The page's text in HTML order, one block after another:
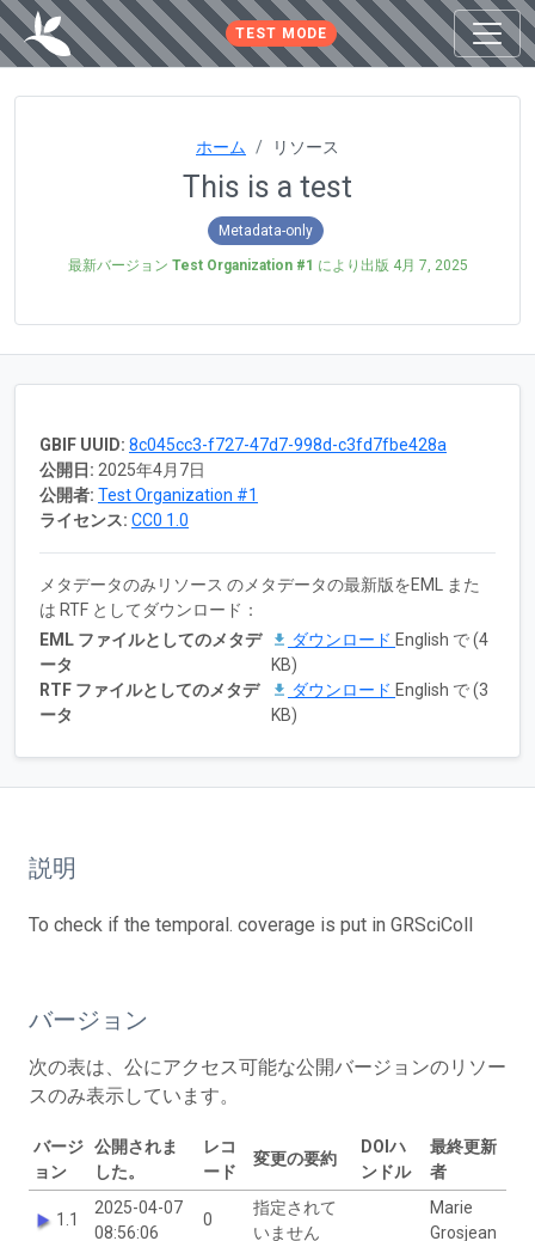
TEST MODE
ホーム リソース
This is a test
Metadata-only
最新バージョン Test Organization #1 により出版 4月 7, 2025
GBIF UUID: 8c045cc3-f727-47d7-998d-c3fd7fbe428a
公開日: 2025年4月7日
公開者: Test Organization #1
ライセンス: CC0 1.0
メタデータのみリソース のメタデータの最新版をEML また
は RTF としてダウンロード：
EML ファイルとしてのメタデ
ータ
ダウンロード English で (4
KB)
RTF ファイルとしてのメタデ
ータ
ダウンロード English で (3
KB)
説明
To check if the temporal. coverage is put in GRSciColl
バージョン
次の表は、公にアクセス可能な公開バージョンのリソー
スのみ表示しています。
バージ
ョン
公開されま
した。
レコ
ード
変更の要約
DOIハ
ンドル
最終更新
者
1.1
2025-04-07
08:56:06
0
指定されて
いません
Marie
Grosjean